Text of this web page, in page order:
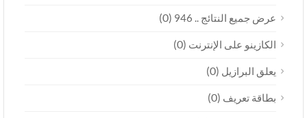
عرض جميع النتائج .. 946 (0)
الكازينو على الإنترنت(0)
يعلق البرازيل (0)
بطاقة تعريف(0)